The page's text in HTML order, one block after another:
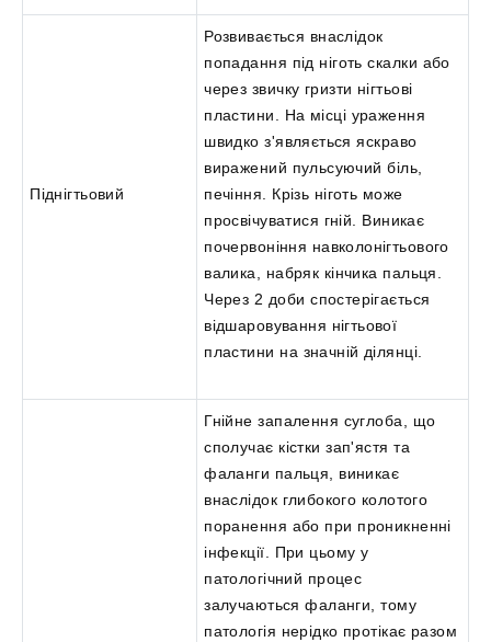
Піднігтьовий
Розвивається внаслідок
попадання під ніготь скалки або
через звичку гризти нігтьові
пластини. На місці ураження
швидко з'являється яскраво
виражений пульсуючий біль,
печіння. Крізь ніготь може
просвічуватися гній. Виникає
почервоніння навколонігтьового
валика, набряк кінчика пальця.
Через 2 доби спостерігається
відшаровування нігтьової
пластини на значній ділянці.
Гнійне запалення суглоба, що
сполучає кістки зап'ястя та
фаланги пальця, виникає
внаслідок глибокого колотого
поранення або при проникненні
інфекції. При цьому у
патологічний процес
залучаються фаланги, тому
патологія нерідко протікає разом